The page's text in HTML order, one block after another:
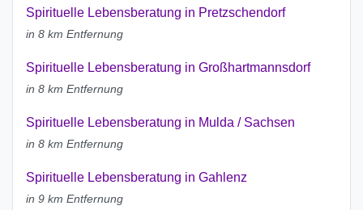
Spirituelle Lebensberatung in Pretzschendorf
in 8 km Entfernung
Spirituelle Lebensberatung in Großhartmannsdorf
in 8 km Entfernung
Spirituelle Lebensberatung in Mulda / Sachsen
in 8 km Entfernung
Spirituelle Lebensberatung in Gahlenz
in 9 km Entfernung